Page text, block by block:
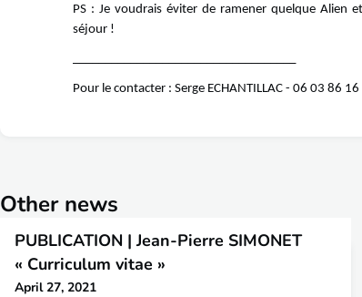
PS : Je voudrais éviter de ramener quelque Alien
séjour !
Pour le contacter : Serge ECHANTILLAC - 06 03 86 16
Other news
PUBLICATION | ​​​​​​​Jean-Pierre SIMONET
« Curriculum vitae »
April 27, 2021